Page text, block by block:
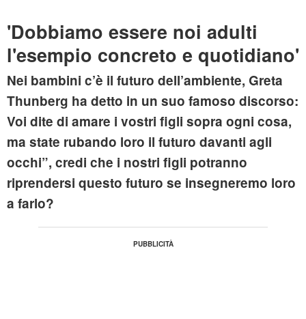
'Dobbiamo essere noi adulti
l'esempio concreto e quotidiano'
Nei bambini c’è il futuro dell’ambiente, Greta
Thunberg ha detto in un suo famoso discorso:
Voi dite di amare i vostri figli sopra ogni cosa,
ma state rubando loro il futuro davanti agli
occhi”, credi che i nostri figli potranno
riprendersi questo futuro se insegneremo loro
a farlo?